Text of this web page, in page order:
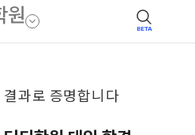
BETA
결과로 증명합니다